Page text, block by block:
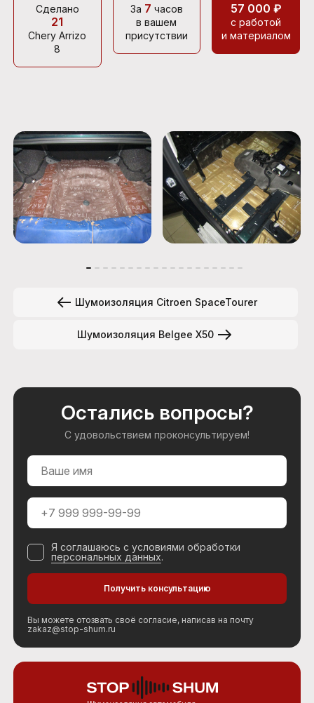
Сделано
21
Chery Arrizo
8
За 7 часов
в вашем
присутствии
57 000 ₽
с работой
и материалом
Шумоизоляция Citroen SpaceTourer
Шумоизоляция Belgee X50
Остались вопросы?
С удовольствием проконсультируем!
Я соглашаюсь с условиями обработки
персональных данных.
Вы можете отозвать своё согласие, написав на почту
zakaz@stop-shum.ru